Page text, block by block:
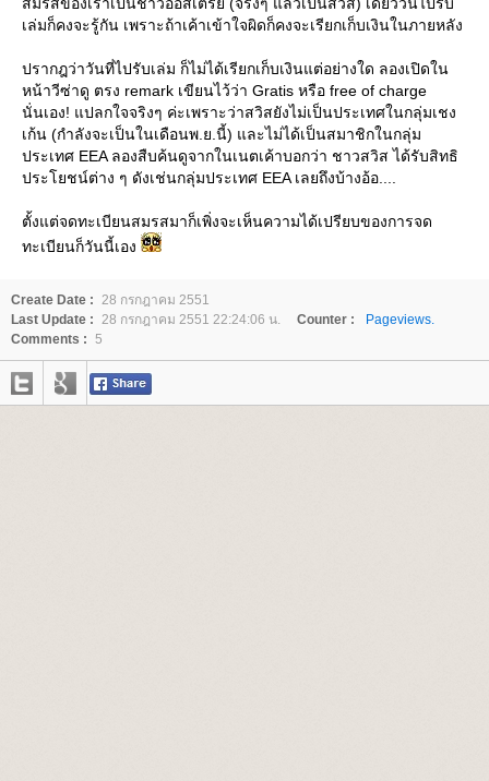
เล่มก็คงจะรู้กัน เพราะถ้าเค้าเข้าใจผิดก็คงจะเรียกเก็บเงินในภายหลัง
ปรากฎว่าวันที่ไปรับเล่ม ก็ไม่ได้เรียกเก็บเงินแต่อย่างใด ลองเปิดใน
หน้าวีซ่าดู ตรง remark เขียนไว้ว่า Gratis หรือ free of charge
นั่นเอง! แปลกใจจริงๆ ค่ะเพราะว่าสวิสยังไม่เป็นประเทศในกลุ่มเชง
เก้น (กำลังจะเป็นในเดือนพ.ย.นี้) และไม่ได้เป็นสมาชิกในกลุ่ม
ประเทศ EEA ลองสืบค้นดูจากในเนตเค้าบอกว่า ชาวสวิส ได้รับสิทธิ
ประโยชน์ต่าง ๆ ดังเช่นกลุ่มประเทศ EEA เลยถึงบ้างอ้อ....
ตั้งแต่จดทะเบียนสมรสมาก็เพิ่งจะเห็นความได้เปรียบของการจด
ทะเบียนก็วันนี้เอง
Create Date : 28 กรกฎาคม 2551
Last Update : 28 กรกฎาคม 2551 22:24:06 น. Counter :
Pageviews.
Comments : 5